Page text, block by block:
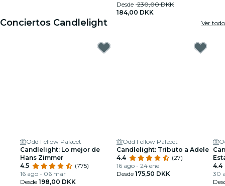
Desde 230,00 DKK
184,00 DKK
Conciertos Candlelight Ver todo
Odd Fellow Palæet
Candlelight: Lo mejor de
Hans Zimmer
4.5
(775)
16 ago - 06 mar
Desde 198,00 DKK
Odd Fellow Palæet
Candlelight: Tributo a Adele
4.4
(27)
16 ago - 24 ene
Desde 175,50 DKK
4.4
30